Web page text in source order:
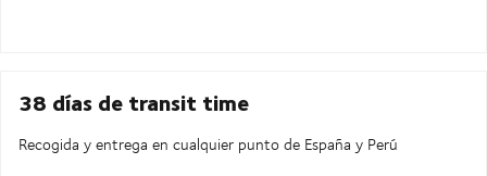
38 días de transit time
Recogida y entrega en cualquier punto de España y Perú